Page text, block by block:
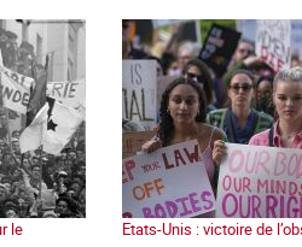
le
Etats-Unis : victoire de